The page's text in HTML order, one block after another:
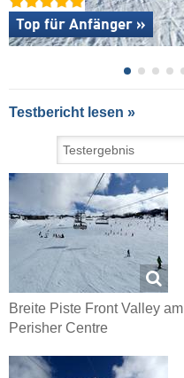
Top für Anfänger »
Testbericht lesen »
Breite Piste Front Valley am
Perisher Centre